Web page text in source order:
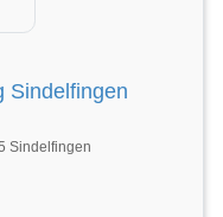
Sindelfingen
Sindelfingen